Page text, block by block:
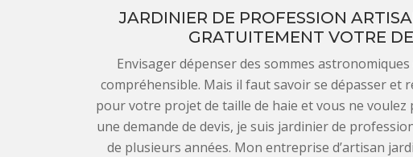
JARDINIER DE PROFESSION
GRATUITEMENT VOTRE
Envisager dépenser des sommes
compréhensible. Mais il faut savoir se dépasser et
pour votre projet de taille de haie et vous ne voulez
une demande de devis, je suis jardinier de
de plusieurs années. Mon entreprise d’artisan